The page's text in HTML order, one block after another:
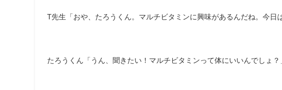
T先生「おや、たろうくん。マルチビタミンに興味があるんだね。今日
たろうくん「うん、聞きたい！マルチビタミンって体にいいんでしょ？